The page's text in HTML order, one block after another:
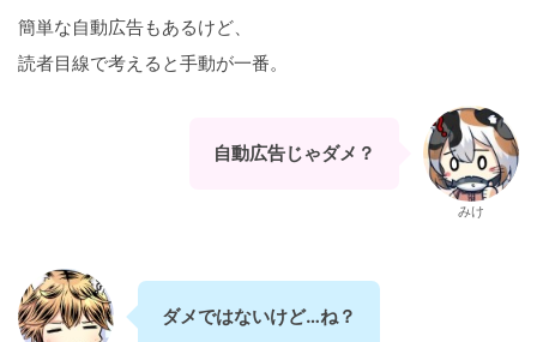
簡単な自動広告もあるけど、
読者目線で考えると手動が一番。
自動広告じゃダメ？
みけ
ダメではないけど…ね？